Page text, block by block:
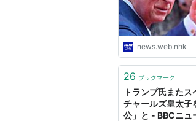
news.web.nhk
26 ブックマーク
トランプ氏また
チャールズ皇太子
公」と - BBCニュ